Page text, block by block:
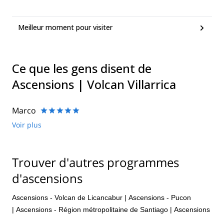
Meilleur moment pour visiter
Ce que les gens disent de
Ascensions | Volcan Villarrica
Marco
Voir plus
Trouver d'autres programmes
d'ascensions
Ascensions - Volcan de Licancabur | Ascensions - Pucon
| Ascensions - Région métropolitaine de Santiago | Ascensions